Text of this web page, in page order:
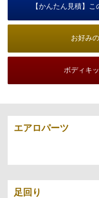
【かんたん見積】
お好み
ボディキ
エアロパーツ
足回り